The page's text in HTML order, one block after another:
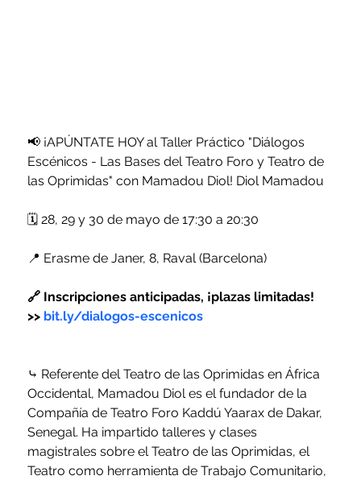
📢 ¡APÚNTATE HOY al Taller Práctico "Diálogos
Escénicos - Las Bases del Teatro Foro y Teatro de
las Oprimidas" con Mamadou Diol! Diol Mamadou
🗓️ 28, 29 y 30 de mayo de 17:30 a 20:30
📍 Erasme de Janer, 8, Raval (Barcelona)
🔗 Inscripciones anticipadas, ¡plazas limitadas!
>> bit.ly/dialogos-escenicos
⤷ Referente del Teatro de las Oprimidas en África
Occidental, Mamadou Diol es el fundador de la
Compañía de Teatro Foro Kaddú Yaarax de Dakar,
Senegal. Ha impartido talleres y clases
magistrales sobre el Teatro de las Oprimidas, el
Teatro como herramienta de Trabajo Comunitario,